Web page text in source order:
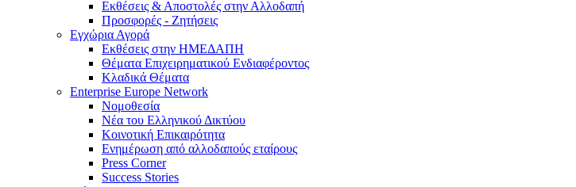
Εκθέσεις & Αποστολές στην Αλλοδαπή
Προσφορές - Ζητήσεις
Εγχώρια Αγορά
Εκθέσεις στην ΗΜΕΔΑΠΗ
Θέματα Επιχειρηματικού Ενδιαφέροντος
Κλαδικά Θέματα
Enterprise Europe Network
Νομοθεσία
Νέα του Ελληνικού Δικτύου
Κοινοτική Επικαιρότητα
Ενημέρωση από αλλοδαπούς εταίρους
Press Corner
Success Stories